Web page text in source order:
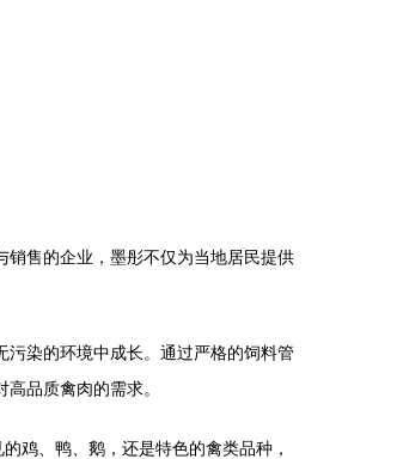
售的企业，墨彤不仅为当地居民提供
染的环境中成长。通过严格的饲料管
品质禽肉的需求。
鸡、鸭、鹅，还是特色的禽类品种，